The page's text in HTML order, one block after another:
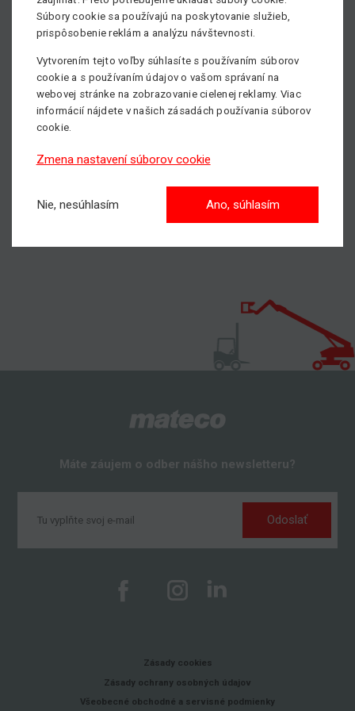
Školenie a revízie na používanie OOPP
Školenie IPAF
Viac informácií nájdeteTU.
Potrebujete zaškoliť Vašich zamestnancov, prípadne sa
Neváhajte nás kontaktovať našich obchodných zástupcov,
Máte záujem o odber nášho newsletteru?
Odoslať
Zásady cookies
Zásady ochrany osobných údajov
Všeobecné obchodné a servisné podmienky
Súbory cookie sa používajú na poskytovanie služieb,
prispôsobenie reklám a analýzu návštevnosti.
Vytvorením tejto voľby súhlasíte s používaním súborov
cookie a s používaním údajov o vašom správaní na
webovej stránke na zobrazovanie cielenej reklamy. Viac
informácií nájdete v našich zásadách používania súborov
cookie.
Zmena nastavení súborov cookie
Nie, nesúhlasím Ano, súhlasím